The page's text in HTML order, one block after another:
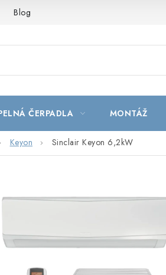
Blog
ČERPADLA MONTÁŽ
Keyon Sinclair Keyon 6,2kW